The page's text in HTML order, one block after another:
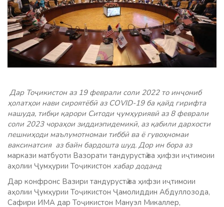
Дар Тоҷикистон аз 19 феврали соли 2022 то инҷониб
ҳолатҳои нави сироятёбӣ аз COVID-19 ба қайд гирифта
нашуда, тибқи қарори Ситоди ҷумҳуриявӣ аз 8 феврали
соли 2023 чораҳои зиддиэпидемикӣ, аз қабили дархости
пешниҳоди маълумотномаи тиббӣ ва ё гувоҳномаи
ваксинатсия аз байн бардошта шуд. Дор ин бора аз
маркази матбуоти Вазорати тандурустӣ ва ҳифзи иҷтимоии
аҳолии Ҷумҳурии Тоҷикистон хабар доданд
Дар конфронс Вазири тандурустӣ ва ҳифзи иҷтимоии
аҳолии Ҷумҳурии Тоҷикистон Ҷамолиддин Абдуллозода,
Сафири ИМА дар Тоҷикистон Мануэл Микаллер,